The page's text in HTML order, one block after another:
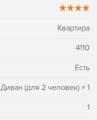
Квартира
4110
Есть
Диван (для 2 человек) × 1
1